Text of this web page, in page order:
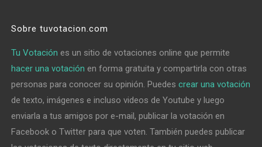
Sobre tuvotacion.com
Tu Votación es un sitio de votaciones online que permite
hacer una votación en forma gratuita y compartirla con otras
personas para conocer su opinión. Puedescrear una votación
de texto, imágenes e incluso videos de Youtube y luego
enviarla a tus amigos por e-mail, publicar la votación en
Facebook o Twitter para que voten. También puedes publicar